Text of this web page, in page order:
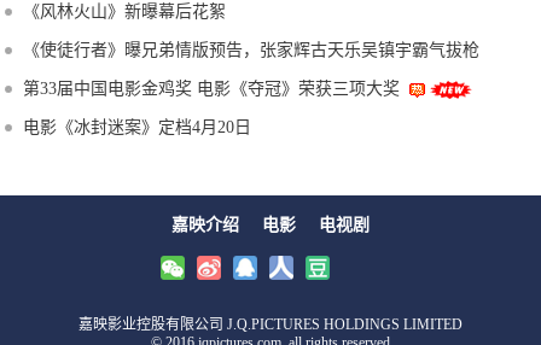
《风林火山》新曝幕后花絮
《使徒行者》曝兄弟情版预告，张家辉古天乐吴镇宇霸气拔枪
第33届中国电影金鸡奖 电影《夺冠》荣获三项大奖
电影《冰封迷案》定档4月20日
嘉映介绍 电影 电视剧
嘉映影业控股有限公司 J.Q.PICTURES HOLDINGS LIMITED